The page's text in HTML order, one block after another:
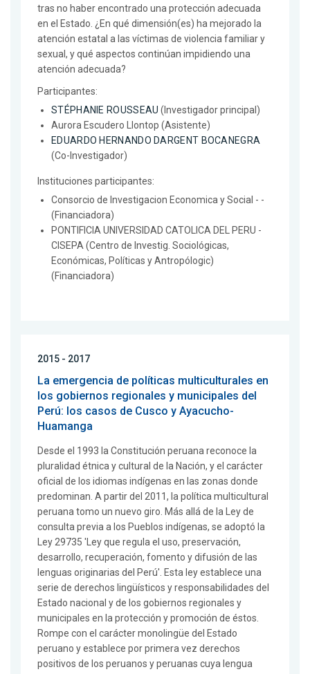
tras no haber encontrado una protección adecuada
en el Estado. ¿En qué dimensión(es) ha mejorado la
atención estatal a las víctimas de violencia familiar y
sexual, y qué aspectos continúan impidiendo una
atención adecuada?
Participantes:
STÉPHANIE ROUSSEAU (Investigador principal)
Aurora Escudero Llontop (Asistente)
EDUARDO HERNANDO DARGENT BOCANEGRA
(Co-Investigador)
Instituciones participantes:
Consorcio de Investigacion Economica y Social - -
(Financiadora)
PONTIFICIA UNIVERSIDAD CATOLICA DEL PERU -
CISEPA (Centro de Investig. Sociológicas,
Económicas, Políticas y Antropólogic)
(Financiadora)
2015 - 2017
La emergencia de políticas multiculturales en
los gobiernos regionales y municipales del
Perú: los casos de Cusco y Ayacucho-
Huamanga
Desde el 1993 la Constitución peruana reconoce la
pluralidad étnica y cultural de la Nación, y el carácter
oficial de los idiomas indígenas en las zonas donde
predominan. A partir del 2011, la política multicultural
peruana tomo un nuevo giro. Más allá de la Ley de
consulta previa a los Pueblos indígenas, se adoptó la
Ley 29735 'Ley que regula el uso, preservación,
desarrollo, recuperación, fomento y difusión de las
lenguas originarias del Perú'. Esta ley establece una
serie de derechos lingüísticos y responsabilidades del
Estado nacional y de los gobiernos regionales y
municipales en la protección y promoción de éstos.
Rompe con el carácter monolingüe del Estado
peruano y establece por primera vez derechos
positivos de los peruanos y peruanas cuya lengua